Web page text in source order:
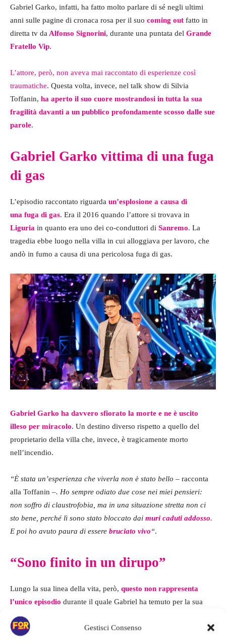
Gestisci Consenso
Gabriel Garko, infatti, ha fatto molto parlare di sé negli ultimi
anni sulle pagine di cronaca rosa per il suo coming out fatto in
diretta tv da Alfonso Signorini, durante una puntata del Grande
Fratello Vip.
L’attore, però, non aveva mai raccontato di esperienze così
traumatiche. Questa volta, invece, nel talk show di Silvia
Toffanin, ha aperto il suo cuore mostrandosi in tutta la sua
fragilità davanti a un pubblico profondamente scosso dalle sue
parole.
Gabriel Garko vittima di una fuga
di gas
L’episodio raccontato riguarda un’esplosione a causa di
una fuga di gas. Era il 2016 quando l’attore si trovava in
Liguria in quanto era uno dei co-conduttori di Sanremo. La
tragedia ebbe luogo nella villa in cui alloggiava per lavoro, che
andò in fumo a causa di una pericolosa fuga di gas.
Gabriel Garko ha davvero sfiorato la morte e ne è uscito
illeso per miracolo. Un destino diverso rispetto a quello del
proprietario della villa che, invece, è tragicamente morto
nell’incendio.
“È stata un’esperienza che viverla non è stato bello – racconta
alla Toffanin –. Ho sempre odiato due cose nei miei pensieri:
non soffro di claustrofobia, ma in una situazione stretta non ci
sto bene, perché lì sono stato bloccato dai muri caduti addosso.
E poi ho avuto paura di essere bruciato vivo“.
“Sono finito in un dirupo”
Lungo la sua linea della vita, però, questo non rappresenta
l’unico episodio durante il quale Gabriel ha temuto per la sua
stessa vita. L’attore ha raccontato di quanto è stato
incidente
avvenuto qualche anno prima dell’incendio